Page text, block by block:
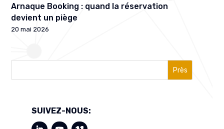
Arnaque Booking : quand la réservation
devient un piège
20 mai 2026
Près
SUIVEZ-NOUS: